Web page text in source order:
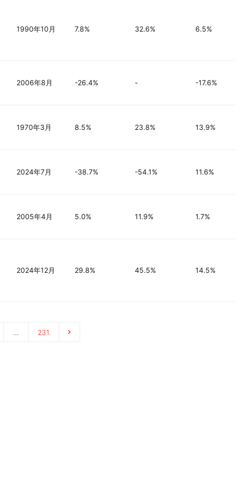
1990年10月 7.8% 32.6% 6.5%
2006年8月 -26.4% - -17.6%
1970年3月 8.5% 23.8% 13.9%
2024年7月 -38.7% -54.1% 11.6%
2005年4月 5.0% 11.9% 1.7%
2024年12月 29.8% 45.5% 14.5%
… 231